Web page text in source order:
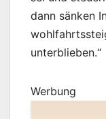
dann sänken
unterblieben.“
Werbung